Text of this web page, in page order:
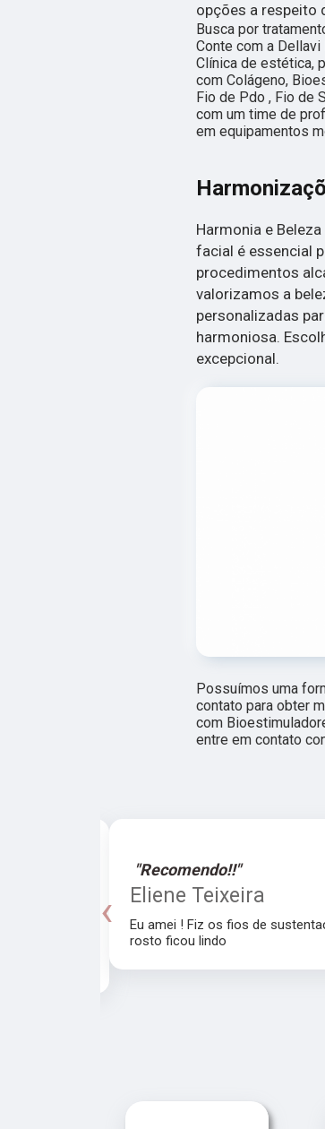
opções a respeito
Busca por
Conte com a
Clínica de estética,
com Colágeno,
Fio de Pdo , Fio de
com um time de
em equipamentos
Harmonia e
facial é essencial
procedimentos
valorizamos a
personalizadas
harmoniosa.
excepcional.
Possuímos uma
contato para obter
com
entre em contato
"Recomendo!!"
Eliene Teixeira
Eu amei ! Fiz os fios de
rosto ficou lindo
‹